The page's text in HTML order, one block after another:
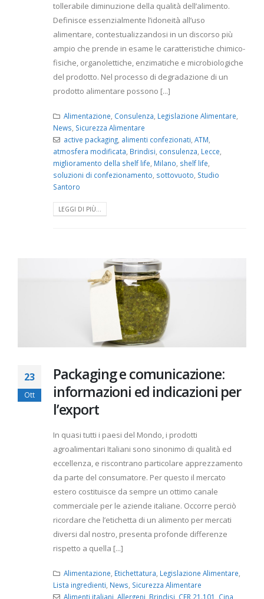
tollerabile diminuzione della qualità dell’alimento.
Definisce essenzialmente l’idoneità all’uso
alimentare, contestualizzandosi in un discorso più
ampio che prende in esame le caratteristiche chimico-
fisiche, organolettiche, enzimatiche e microbiologiche
del prodotto. Nel processo di degradazione di un
prodotto alimentare possono [...]
Alimentazione Consulenza Legislazione Alimentare
News Sicurezza Alimentare
active packaging, alimenti confezionati ATM
atmosfera modificata Brindisi consulenza Lecce
miglioramento della shelf life Milano shelf life
soluzioni di confezionamento sottovuoto Studio
Santoro
LEGGI DI PIÙ...
23
Ott
Packaging e comunicazione:
informazioni ed indicazioni per
l’export
In quasi tutti i paesi del Mondo, i prodotti
agroalimentari Italiani sono sinonimo di qualità ed
eccellenza, e riscontrano particolare apprezzamento
da parte del consumatore. Per questo il mercato
estero costituisce da sempre un ottimo canale
commerciale per le aziende italiane. Occorre perciò
ricordare che l’etichetta di un alimento per mercati
diversi dal nostro, presenta profonde differenze
rispetto a quella [...]
Alimentazione Etichettatura Legislazione Alimentare
Lista ingredienti News Sicurezza Alimentare
Alimenti italiani Allergeni Brindisi CFR 21.101 Cina